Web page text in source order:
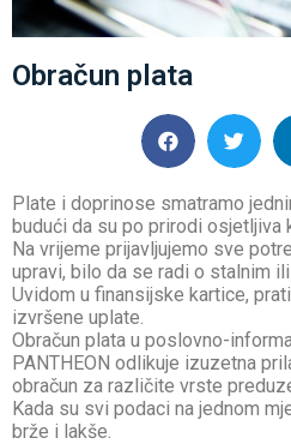
Obračun plata
Plate i doprinose smatramo
budući da su po prirodi osjetljiva
Na vrijeme prijavljujemo sve
upravi, bilo da se radi o stalnim
Uvidom u finansijske kartice,
izvršene uplate.
Obračun plata u poslovno-
PANTHEON odlikuje izuzetna
obračun za različite vrste
Kada su svi podaci na jednom
brže i lakše.